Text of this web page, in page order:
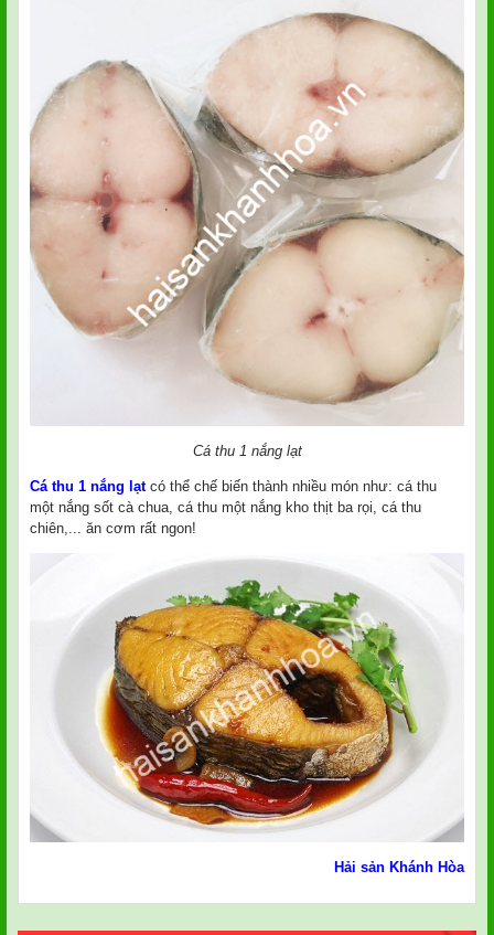
Cá thu 1 nắng lạt
Cá thu 1 nắng lạt có thể chế biến thành nhiều món như: cá thu
một nắng sốt cà chua, cá thu một nắng kho thịt ba rọi, cá thu
chiên,... ăn cơm rất ngon!
Hải sản Khánh Hòa